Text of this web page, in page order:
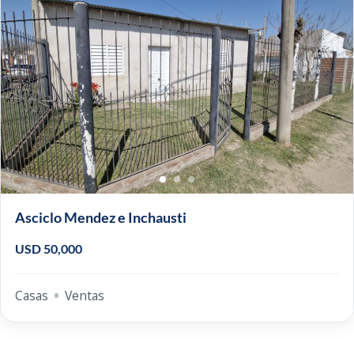
Asciclo Mendez e Inchausti
USD 50,000
Casas Ventas